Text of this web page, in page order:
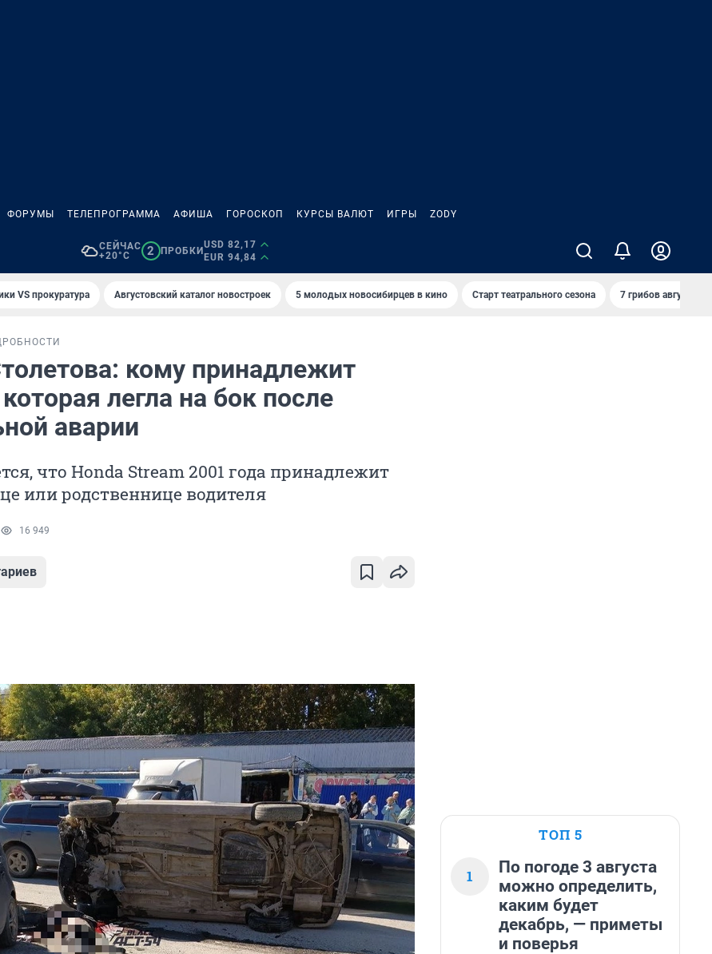
ФОРУМЫ ТЕЛЕПРОГРАММА АФИША ГОРОСКОП КУРСЫ ВАЛЮТ ИГРЫ ZODY
СЕЙЧАС
+20°C
2 ПРОБКИ
USD 82,17
EUR 94,84
VS прокуратура Августовский каталог новостроек 5 молодых новосибирцев в кино Старт театрального сезона 7 грибов августа
кому принадлежит
легла на бок после
аварии
что Honda Stream 2001 года принадлежит
или родственнице водителя
16 949
ТОП 5
1
По погоде 3 августа
можно определить,
каким будет
декабрь, — приметы
и поверья